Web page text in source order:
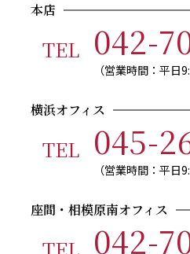
本店
TEL 042-
（営業時間：平日
横浜オフィス
TEL 045-
（営業時間：平日
座間・相模原南オフィス
TEL 042-